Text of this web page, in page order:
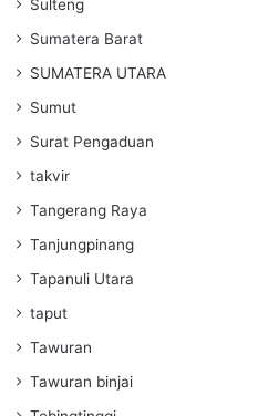
Sulteng
Sumatera Barat
SUMATERA UTARA
Sumut
Surat Pengaduan
takvir
Tangerang Raya
Tanjungpinang
Tapanuli Utara
taput
Tawuran
Tawuran binjai